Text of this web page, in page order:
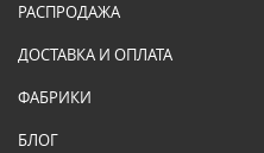
РАСПРОДАЖА
ДОСТАВКА И ОПЛАТА
ФАБРИКИ
БЛОГ